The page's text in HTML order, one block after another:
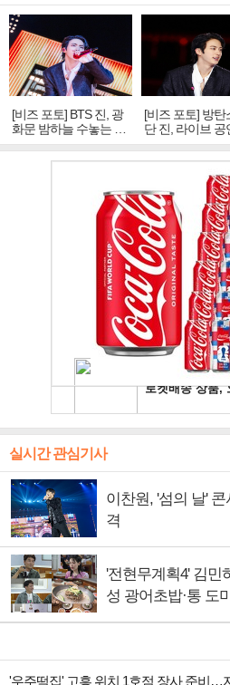
[비즈 포토] BTS 진, 광
화문 밤하늘 수놓는 '비
주얼 킹'의 열창
[비즈 포토] 방탄
단 진, 라이브 공
빛나는 독보적
실시간 관심기사
이찬원, '섬의 날'
격
'전현무계획4' 김
성 광어초밥·통 도
'우주떡집' 고흥 위치 1호점 장사 준비…